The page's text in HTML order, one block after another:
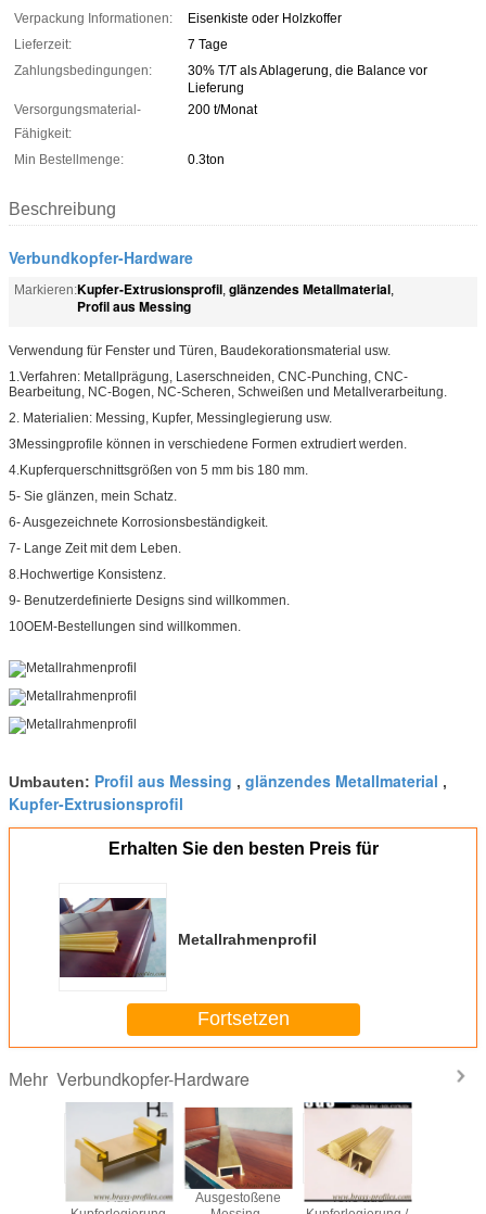
Verpackung Informationen:
Eisenkiste oder Holzkoffer
Lieferzeit:
7 Tage
Zahlungsbedingungen:
30% T/T als Ablagerung, die Balance vor
Lieferung
Versorgungsmaterial-
Fähigkeit:
200 t/Monat
Min Bestellmenge: 0.3ton
Beschreibung
Verbundkopfer-Hardware
Markieren:Kupfer-Extrusionsprofil, glänzendes Metallmaterial,
Profil aus Messing
Verwendung für Fenster und Türen, Baudekorationsmaterial usw.
1.Verfahren: Metallprägung, Laserschneiden, CNC-Punching, CNC-
Bearbeitung, NC-Bogen, NC-Scheren, Schweißen und Metallverarbeitung.
2. Materialien: Messing, Kupfer, Messinglegierung usw.
3Messingprofile können in verschiedene Formen extrudiert werden.
4.Kupferquerschnittsgrößen von 5 mm bis 180 mm.
5- Sie glänzen, mein Schatz.
6- Ausgezeichnete Korrosionsbeständigkeit.
7- Lange Zeit mit dem Leben.
8.Hochwertige Konsistenz.
9- Benutzerdefinierte Designs sind willkommen.
10OEM-Bestellungen sind willkommen.
Umbauten: Profil aus Messing , glänzendes Metallmaterial ,
Kupfer-Extrusionsprofil
Erhalten Sie den besten Preis für
Metallrahmenprofil
Fortsetzen
Mehr Verbundkopfer-Hardware
Aus
Ausgestoßene
Teile aus